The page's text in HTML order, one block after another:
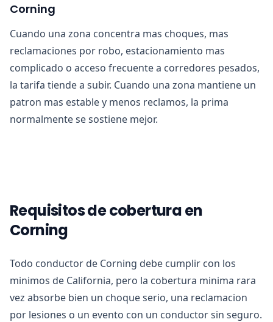
Corning
Cuando una zona concentra mas choques, mas
reclamaciones por robo, estacionamiento mas
complicado o acceso frecuente a corredores pesados,
la tarifa tiende a subir. Cuando una zona mantiene un
patron mas estable y menos reclamos, la prima
normalmente se sostiene mejor.
Requisitos de cobertura en
Corning
Todo conductor de Corning debe cumplir con los
minimos de California, pero la cobertura minima rara
vez absorbe bien un choque serio, una reclamacion
por lesiones o un evento con un conductor sin seguro.